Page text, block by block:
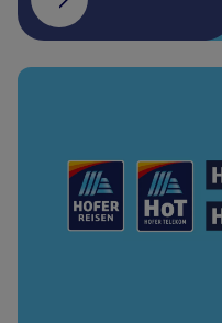
(öffnet in einem neuen Tab)